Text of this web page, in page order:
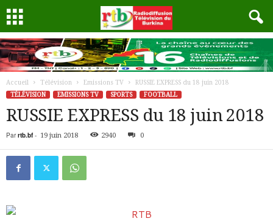
Accueil Télévision Emissions TV
RUSSIE EXPRESS du 18 juin 2018
TÉLÉVISION
EMISSIONS TV SPORTS FOOTBALL
RUSSIE EXPRESS du 18 juin 2018
Par rtb.bf- 19 juin 2018 2940 0